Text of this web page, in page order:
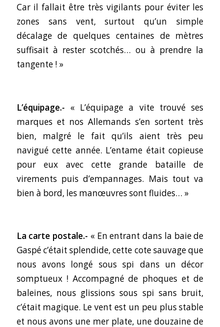
Car il fallait être très vigilants pour éviter les
zones sans vent, surtout qu’un simple
décalage de quelques centaines de mètres
suffisait à rester scotchés… ou à prendre la
tangente ! »
L’équipage.- « L’équipage a vite trouvé ses
marques et nos Allemands s’en sortent très
bien, malgré le fait qu’ils aient très peu
navigué cette année. L’entame était copieuse
pour eux avec cette grande bataille de
virements puis d’empannages. Mais tout va
bien à bord, les manœuvres sont fluides… »
La carte postale.- « En entrant dans la baie de
Gaspé c’était splendide, cette cote sauvage que
nous avons longé sous spi dans un décor
somptueux ! Accompagné de phoques et de
baleines, nous glissions sous spi sans bruit,
c’était magique. Le vent est un peu plus stable
et nous avons une mer plate, une douzaine de